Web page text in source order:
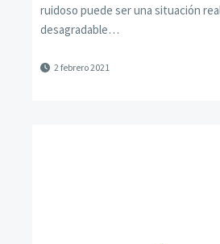
ruidoso puede ser una situación
desagradable…
2 febrero 2021